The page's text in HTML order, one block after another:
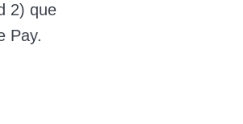
2) que
Pay.